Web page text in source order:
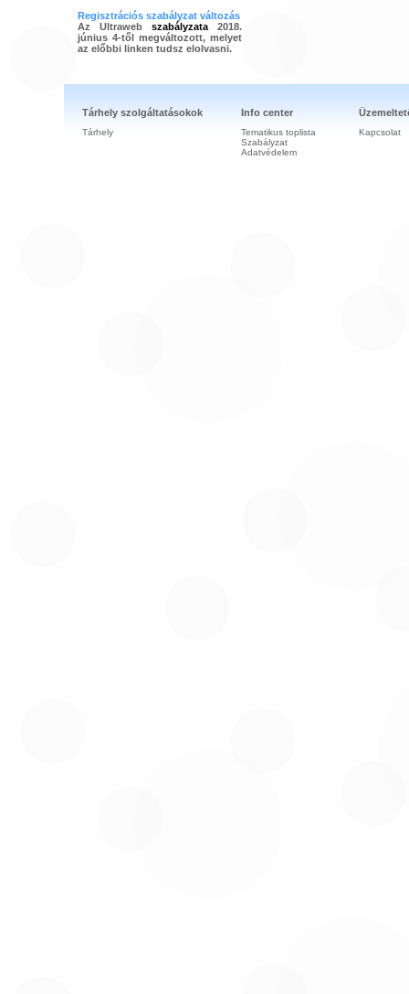
Regisztrációs szabályzat változás
Az Ultraweb szabályzata 2018.
június 4-től megváltozott, melyet
az előbbi linken tudsz elolvasni.
Tárhely szolgáltatásokok
Tárhely
Info center
Tematikus toplista
Szabályzat
Adatvédelem
Kapcsolat